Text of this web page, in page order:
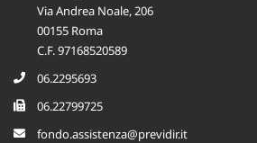
Via Andrea Noale, 206
00155 Roma
C.F. 97168520589
06.2295693
06.22799725
fondo.assistenza@previdir.it